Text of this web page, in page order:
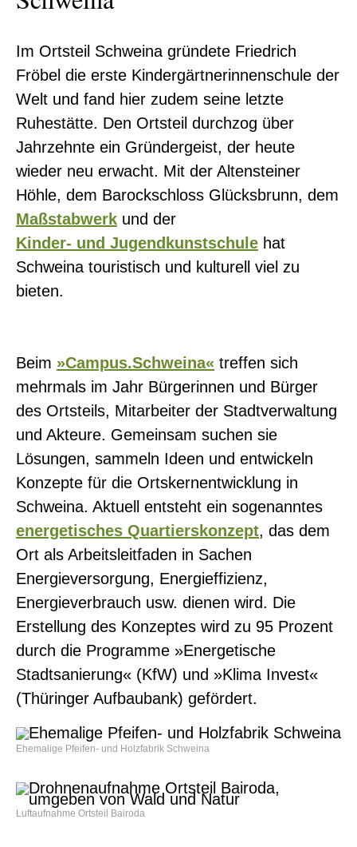
Im Ortsteil Schweina gründete Friedrich
Fröbel die erste Kindergärtnerinnenschule der
Welt und fand hier zudem seine letzte
Ruhestätte. Den Ortsteil durchzog über
Jahrzehnte ein Gründergeist, der heute
wieder neu erwacht. Mit der Altensteiner
Höhle, dem Barockschloss Glücksbrunn, dem
Maßstabwerk und der
Kinder- und Jugendkunstschule hat
Schweina touristisch und kulturell viel zu
bieten.
Beim »Campus.Schweina« treffen sich
mehrmals im Jahr Bürgerinnen und Bürger
des Ortsteils, Mitarbeiter der Stadtverwaltung
und Akteure. Gemeinsam suchen sie
Lösungen, sammeln Ideen und entwickeln
Konzepte für die Ortskernentwicklung in
Schweina. Aktuell entsteht ein sogenanntes
energetisches Quartierskonzept, das dem
Ort als Arbeitsleitfaden in Sachen
Energieversorgung, Energieffizienz,
Energieverbrauch usw. dienen wird. Die
Erstellung des Konzeptes wird zu 95 Prozent
durch die Programme »Energetische
Stadtsanierung« (KfW) und »Klima Invest«
(Thüringer Aufbaubank) gefördert.
Ehemalige Pfeifen- und Holzfabrik Schweina
Luftaufnahme Ortsteil Bairoda